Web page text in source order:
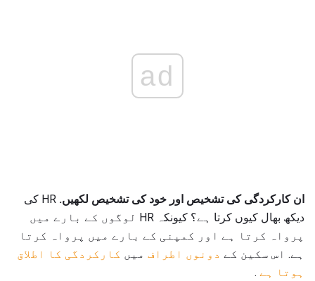
ad
ان کارکردگی کی تشخیص اور خود کی تشخیص لکھیں.
HR کی
دیکھ بھال کیوں کرتا ہے؟ کیونکہ HR لوگوں کے بارے میں
پرواہ کرتا ہے اور کمپنی کے بارے میں پرواہ کرتا
ہے. اس سکین کے دونوں اطراف میں کارکردگی کا اطلاق
ہوتا ہے .